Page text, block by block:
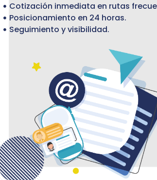
Cotización inmediata en rutas
Posicionamiento en 24 horas.
Seguimiento y visibilidad.